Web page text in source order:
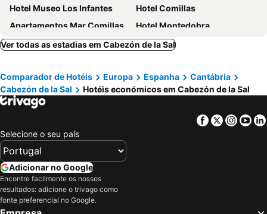
Hotel Museo Los Infantes
Hotel Comillas
Apartamentos Mar Comillas
Hotel Montedobra
Palacio Garcia Quijano
Posada de Ongayo
Hotel Viar
Hotel Palación de Toñanes
Puerta de Santillana
Posada Camino de Altamira
Hotel Cuevas
Hotel Marqués de Santillana
Hotel Felisa SPA
Posada La Casona de Los Güelitos
Akla Hotel Suites Santillana
Casona Los Caballeros
Arha Reserva Del Saja
Ver todas as estadias em Cabezón de la Sal
Comparador de Hotéis Europa Espanha
Cantábria
Cabezón de la Sal
Hotéis económicos em Cabezón de la Sal
Facebook
Twitter
Selecione o seu país
Adicionar no Google
Encontre facilmente os nossos
resultados: adicione o trivago como
fonte preferencial no Google.